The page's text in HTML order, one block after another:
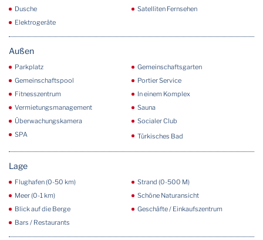
Dusche
Satelliten Fernsehen
Elektrogeräte
Außen
Parkplatz
Gemeinschaftsgarten
Gemeinschaftspool
Portier Service
Fitnesszentrum
In einem Komplex
Vermietungsmanagement
Sauna
Überwachungskamera
Socialer Club
SPA
Türkisches Bad
Lage
Flughafen (0-50 km)
Strand (0-500 M)
Meer (0-1 km)
Schöne Naturansicht
Blick auf die Berge
Geschäfte / Einkaufszentrum
Bars / Restaurants